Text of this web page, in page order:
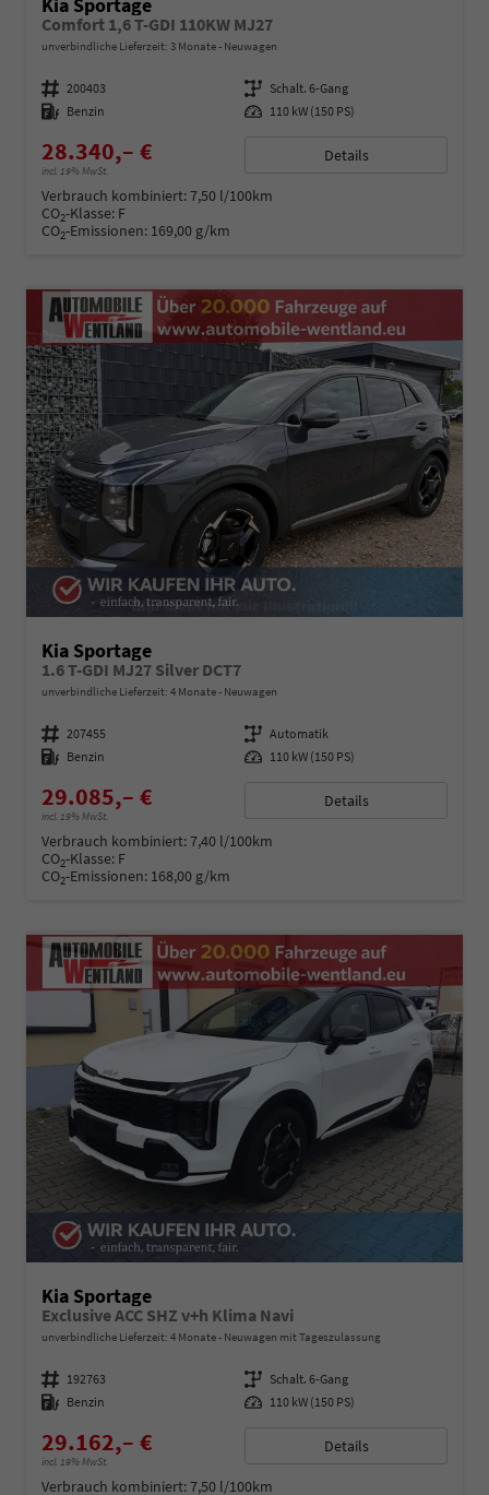
Kia Sportage
Comfort 1,6 T-GDI 110KW MJ27
unverbindliche Lieferzeit: 3 Monate Neuwagen
Fahrzeugnummer 200403 Getriebe Schalt. 6-Gang
Kraftstoff Benzin Leistung 110 kW (150 PS)
28.340,– €
incl. 19% MwSt.
Details
Verbrauch kombiniert:7,50 l/100km
CO2-Klasse: F
CO2-Emissionen: 169,00 g/km
Kia Sportage
1.6 T-GDI MJ27 Silver DCT7
unverbindliche Lieferzeit: 4 Monate Neuwagen
Fahrzeugnummer 207455 Getriebe Automatik
Kraftstoff Benzin Leistung 110 kW (150 PS)
29.085,– €
incl. 19% MwSt.
Details
Verbrauch kombiniert:7,40 l/100km
CO2-Klasse: F
CO2-Emissionen: 168,00 g/km
Kia Sportage
Exclusive ACC SHZ v+h Klima Navi
unverbindliche Lieferzeit: 4 Monate Neuwagen mit Tageszulassung
Fahrzeugnummer 192763 Getriebe Schalt. 6-Gang
Kraftstoff Benzin Leistung 110 kW (150 PS)
29.162,– €
incl. 19% MwSt.
Details
Verbrauch kombiniert:7,50 l/100km